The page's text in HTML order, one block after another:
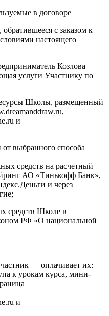
в договоре
с заказом к
настоящего
Козлова
услуги Участнику по
Школы, размещенный
и
выбранного способа
средств на расчетный
АО «Тинькофф Банк»,
и через
средств Школе в
РФ «О национальной
— оплачивает их:
к урокам курса, мини-
и